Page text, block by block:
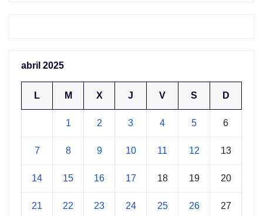
abril 2025
L M X J V S D
1 2 3 4 5 6
7 8 9 10 11 12 13
14 15 16 17 18 19 20
21 22 23 24 25 26 27